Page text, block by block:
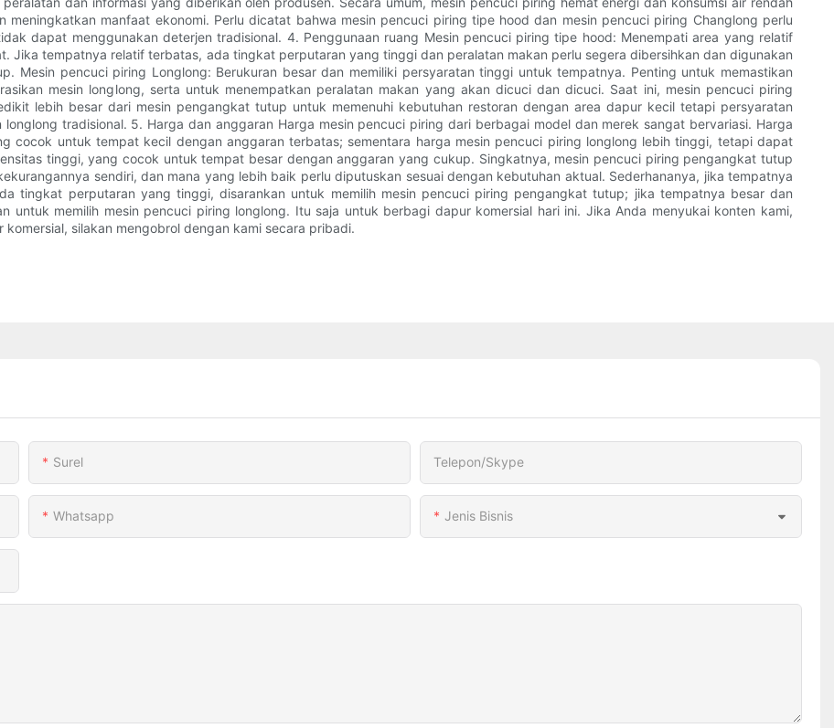
manfaat ekonomi. Perlu dicatat bahwa mesin pencuci piring tipe hood dan mesin pencuci piring Changlong perlu
dapat menggunakan deterjen tradisional. 4. Penggunaan ruang Mesin pencuci piring tipe hood: Menempati area yang relatif
Jika tempatnya relatif terbatas, ada tingkat perputaran yang tinggi dan peralatan makan perlu segera dibersihkan dan digunakan
Mesin pencuci piring Longlong: Berukuran besar dan memiliki persyaratan tinggi untuk tempatnya. Penting untuk memastikan
mesin longlong, serta untuk menempatkan peralatan makan yang akan dicuci dan dicuci. Saat ini, mesin pencuci piring
lebih besar dari mesin pengangkat tutup untuk memenuhi kebutuhan restoran dengan area dapur kecil tetapi persyaratan
tradisional. 5. Harga dan anggaran Harga mesin pencuci piring dari berbagai model dan merek sangat bervariasi. Harga
cocok untuk tempat kecil dengan anggaran terbatas; sementara harga mesin pencuci piring longlong lebih tinggi, tetapi dapat
tinggi, yang cocok untuk tempat besar dengan anggaran yang cukup. Singkatnya, mesin pencuci piring pengangkat tutup
sendiri, dan mana yang lebih baik perlu diputuskan sesuai dengan kebutuhan aktual. Sederhananya, jika tempatnya
tingkat perputaran yang tinggi, disarankan untuk memilih mesin pencuci piring pengangkat tutup; jika tempatnya besar dan
untuk memilih mesin pencuci piring longlong. Itu saja untuk berbagi dapur komersial hari ini. Jika Anda menyukai konten kami,
silakan mengobrol dengan kami secara pribadi.
Surel Telepon/Skype
Whatsapp Jenis Bisnis